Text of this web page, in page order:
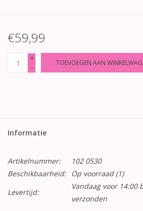
€59,99
+
-
TOEVOEGEN AAN
Informatie
Artikelnummer:
102 0530
Beschikbaarheid:
Op voorraad(1)
Levertijd:
Vandaag voor 14:00
verzonden